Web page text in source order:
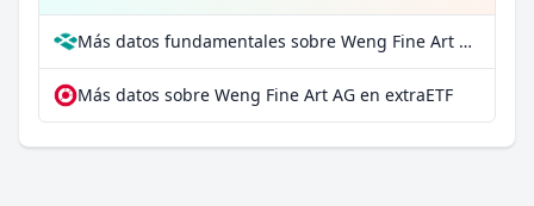
Más datos fundamentales sobre Weng Fine Art AG en Parqet
Más datos sobre Weng Fine Art AG en extraETF